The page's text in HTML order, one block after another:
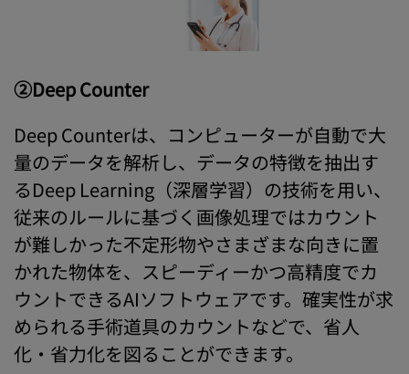
②Deep Counter
Deep Counterは、コンピューターが自動で大
量のデータを解析し、データの特徴を抽出す
るDeep Learning（深層学習）の技術を用い、
従来のルールに基づく画像処理ではカウント
が難しかった不定形物やさまざまな向きに置
かれた物体を、スピーディーかつ高精度でカ
ウントできるAIソフトウェアです。確実性が求
められる手術道具のカウントなどで、省人
化・省力化を図ることができます。